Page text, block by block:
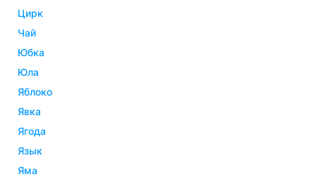
цирк
чай
юбка
юла
яблоко
явка
ягода
язык
яма